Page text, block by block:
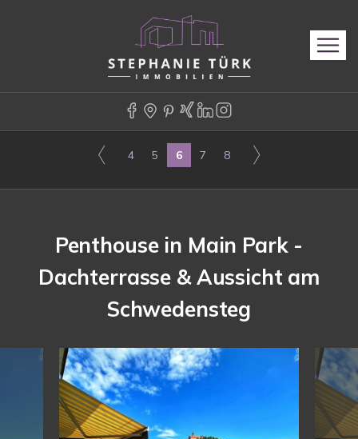
4 5 6 7 8
Penthouse in Main Park -
Dachterrasse & Aussicht am
Schwedensteg